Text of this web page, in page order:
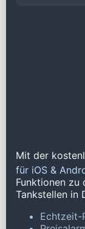
Mit der
für iOS &
Funktionen zu
Tankstellen in
Echtzeit-